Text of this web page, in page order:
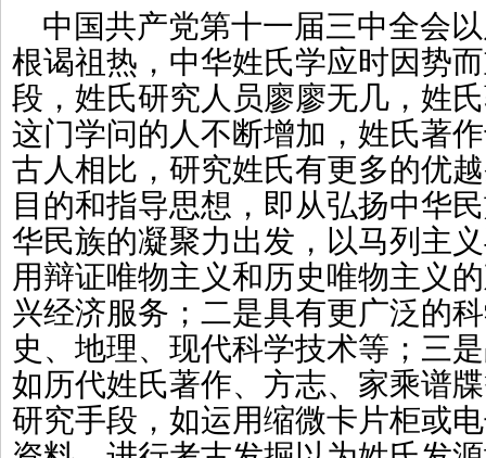
中国共产党第十一届三中全会
根谒祖热，中华姓氏学应时因势
段，姓氏研究人员廖廖无几，姓
这门学问的人不断增加，姓氏著
古人相比，研究姓氏有更多的优
目的和指导思想，即从弘扬中华
华民族的凝聚力出发，以马列主
用辩证唯物主义和历史唯物主义
兴经济服务；二是具有更广泛的
史、地理、现代科学技术等；三
如历代姓氏著作、方志、家乘谱
研究手段，如运用缩微卡片柜或